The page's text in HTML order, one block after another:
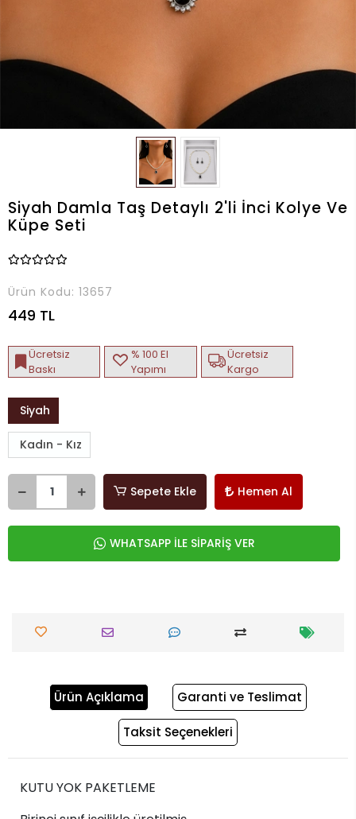
Siyah Damla Taş Detaylı 2'li İnci Kolye Ve
Küpe Seti
Ürün Kodu: 13657
449 TL
Ücretsiz
Baskı
% 100 El
Yapımı
Ücretsiz
Kargo
Siyah
Kadın - Kız
Sepete Ekle Hemen Al
WHATSAPP İLE SİPARİŞ VER
Ürün Açıklama Garanti ve Teslimat
Taksit Seçenekleri
KUTU YOK PAKETLEME